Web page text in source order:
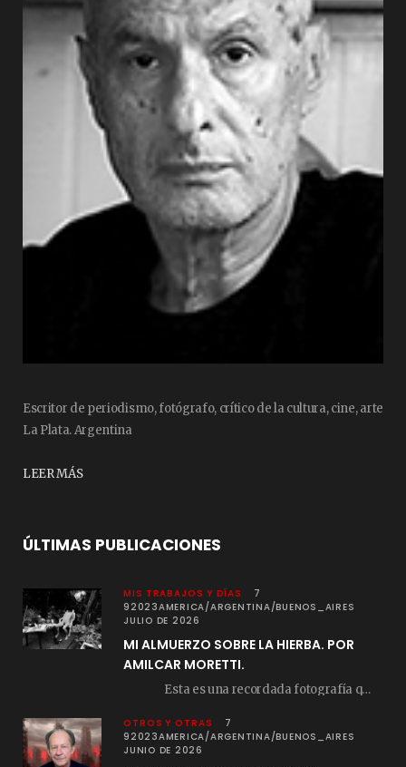
Escritor de periodismo, fotógrafo, crítico de la cultura, cine, arte
La Plata. Argentina
LEER MÁS
ÚLTIMAS PUBLICACIONES
MIS TRABAJOS Y DÍAS
7
92023AMERICA/ARGENTINA/BUENOS_AIRES
JULIO DE 2026
MI ALMUERZO SOBRE LA HIERBA. POR
AMILCAR MORETTI.
Esta es una recordada fotografía que registré…
OTROS Y OTRAS
7
92023AMERICA/ARGENTINA/BUENOS_AIRES
JUNIO DE 2026